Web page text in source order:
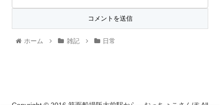
ホーム 雑記 日常